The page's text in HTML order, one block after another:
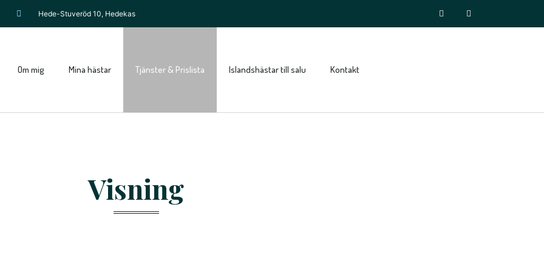
Hede-Stuveröd 10, Hedekas
Om mig Mina hästar Tjänster & Prislista Islandshästar till salu Kontakt
Visning